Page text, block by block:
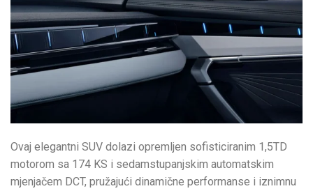
Ovaj elegantni SUV dolazi opremljen sofisticiranim 1,5TD
motorom sa 174 KS i sedamstupanjskim automatskim
mjenjačem DCT, pružajući dinamične performanse i iznimnu